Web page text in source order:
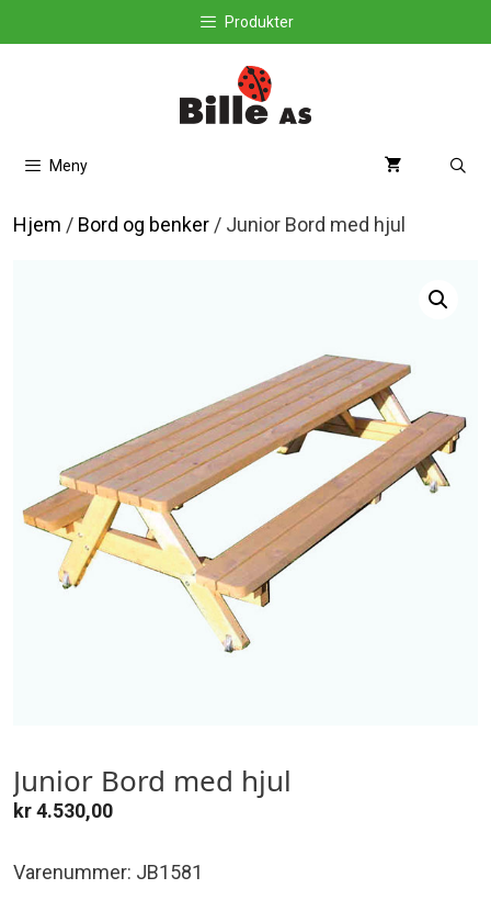
til
Produkter
Meny
Hjem / Bord og benker / Junior Bord med hjul
Junior Bord med hjul
kr4.530,00
Varenummer: JB1581